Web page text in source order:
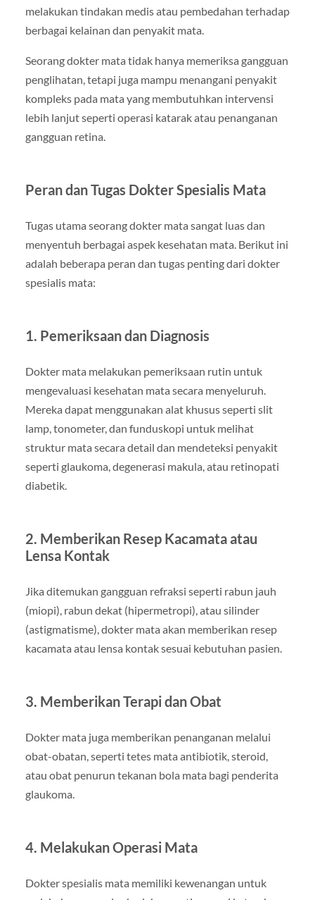
melakukan tindakan medis atau pembedahan terhadap
berbagai kelainan dan penyakit mata.
Seorang dokter mata tidak hanya memeriksa gangguan
penglihatan, tetapi juga mampu menangani penyakit
kompleks pada mata yang membutuhkan intervensi
lebih lanjut seperti operasi katarak atau penanganan
gangguan retina.
Peran dan Tugas Dokter Spesialis Mata
Tugas utama seorang dokter mata sangat luas dan
menyentuh berbagai aspek kesehatan mata. Berikut ini
adalah beberapa peran dan tugas penting dari dokter
spesialis mata:
1. Pemeriksaan dan Diagnosis
Dokter mata melakukan pemeriksaan rutin untuk
mengevaluasi kesehatan mata secara menyeluruh.
Mereka dapat menggunakan alat khusus seperti slit
lamp, tonometer, dan funduskopi untuk melihat
struktur mata secara detail dan mendeteksi penyakit
seperti glaukoma, degenerasi makula, atau retinopati
diabetik.
2. Memberikan Resep Kacamata atau
Lensa Kontak
Jika ditemukan gangguan refraksi seperti rabun jauh
(miopi), rabun dekat (hipermetropi), atau silinder
(astigmatisme), dokter mata akan memberikan resep
kacamata atau lensa kontak sesuai kebutuhan pasien.
3. Memberikan Terapi dan Obat
Dokter mata juga memberikan penanganan melalui
obat-obatan, seperti tetes mata antibiotik, steroid,
atau obat penurun tekanan bola mata bagi penderita
glaukoma.
4. Melakukan Operasi Mata
Dokter spesialis mata memiliki kewenangan untuk